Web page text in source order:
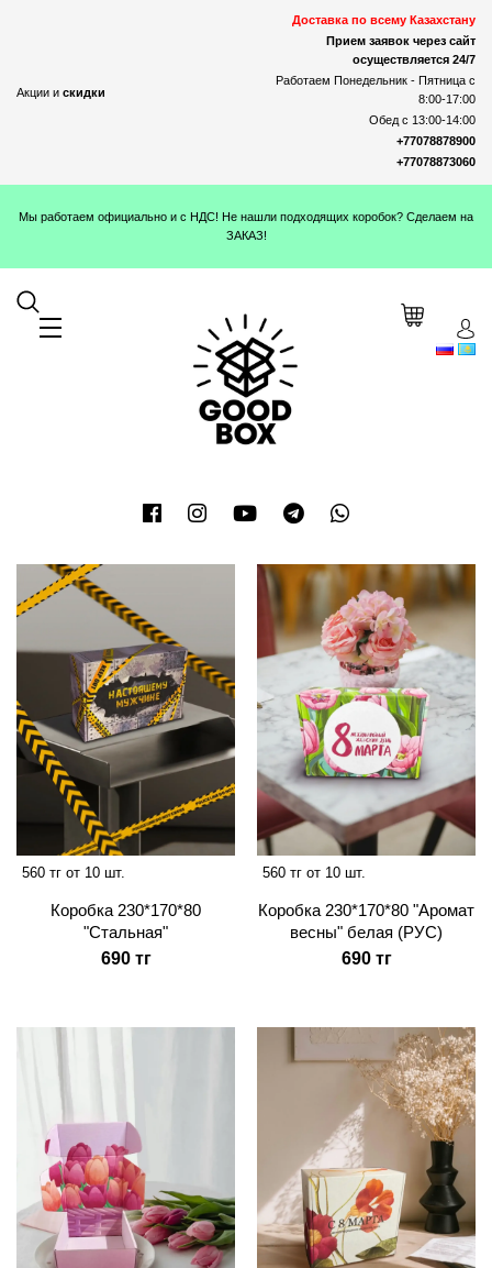
Акции и скидки
Доставка по всему Казахстану
Прием заявок через сайт
осуществляется 24/7
Работаем Понедельник - Пятница с
8:00-17:00
Обед с 13:00-14:00
+77078878900
+77078873060
Мы работаем официально и с НДС! Не нашли подходящих коробок? Сделаем на
ЗАКАЗ!
560 тг от 10 шт.
Коробка 230*170*80
"Стальная"
690 тг
560 тг от 10 шт.
Коробка 230*170*80 "Аромат
весны" белая (РУС)
690 тг